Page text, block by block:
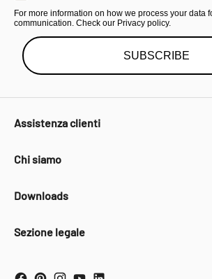
For more information on how we process your data
communication. Check our Privacy policy.
SUBSCRIBE
Assistenza clienti
Chi siamo
Downloads
Sezione legale